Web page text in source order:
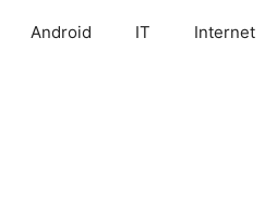
Android IT Internet